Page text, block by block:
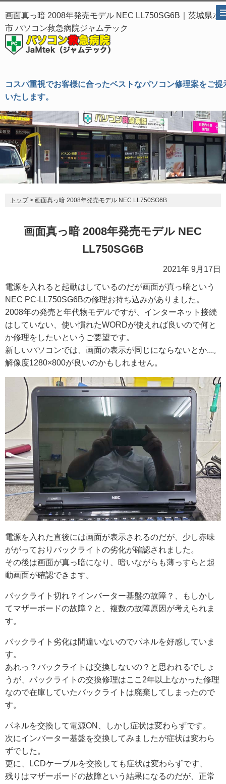
画面真っ暗 2008年発売モデル NEC LL750SG6B｜茨城県水
市 パソコン救急病院ジャムテック
コスパ重視でお客様に合ったベストなパソコン修理案をご提
いたします。
トップ> 画面真っ暗 2008年発売モデル NEC LL750SG6B
画面真っ暗 2008年発売モデル NEC
LL750SG6B
2021年 9月17日
電源を入れると起動はしているのだが画面が真っ暗という
NEC PC-LL750SG6Bの修理お持ち込みがありました。
2008年の発売と年代物モデルですが、インターネット接続
はしていない、使い慣れたWORDが使えれば良いので何と
か修理をしたいというご要望です。
新しいパソコンでは、画面の表示が同じにならないとか...。
解像度1280×800が良いのかもしれません。
電源を入れた直後には画面が表示されるのだが、少し赤味
ががっておりバックライトの劣化が確認されました。
その後は画面が真っ暗になり、暗いながらも薄っすらと起
動画面が確認できます。
バックライト切れ？インバーター基盤の故障？、もしかし
てマザーボードの故障？と、複数の故障原因が考えられま
す。
バックライト劣化は間違いないのでパネルを好感していま
す。
あれっ？バックライトは交換しないの？と思われるでしょ
うが、バックライトの交換修理はここ2年以上なかった修理
なので在庫していたバックライトは廃棄してしまったので
す。
パネルを交換して電源ON、しかし症状は変わらずです。
次にインバーター基盤を交換してみましたが症状は変わら
ずでした。
更に、LCDケーブルを交換しても症状は変わらずです、
残りはマザーボードの故障という結果になるのだが、正常